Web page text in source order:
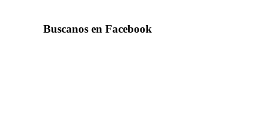
Buscanos en Facebook